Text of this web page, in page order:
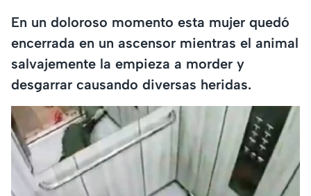
En un doloroso momento esta mujer quedó
encerrada en un ascensor mientras el animal
salvajemente la empieza a morder y
desgarrar causando diversas heridas.